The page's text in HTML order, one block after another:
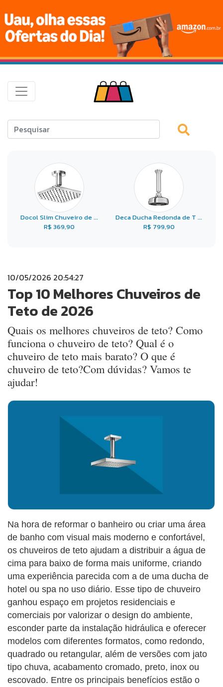
Docol Slim Chuveiro de ...
R$ 369,90
Deca Ducha Redonda de T ...
R$ 799,90
10/05/2026 20:54:27
Top 10 Melhores Chuveiros de
Teto de 2026
Quais os melhores chuveiros de teto? Como
funciona o chuveiro de teto? Qual é o
chuveiro de teto mais barato? O que é
chuveiro de teto?Com dúvidas? Vamos te
ajudar!
Na hora de reformar o banheiro ou criar uma área
de banho com visual mais moderno e confortável,
os chuveiros de teto ajudam a distribuir a água de
cima para baixo de forma mais uniforme, criando
uma experiência parecida com a de uma ducha de
hotel ou spa no uso diário. Esse tipo de chuveiro
ganhou espaço em projetos residenciais e
comerciais por valorizar o design do ambiente,
esconder parte da instalação hidráulica e oferecer
modelos com diferentes formatos, como redondo,
quadrado ou retangular, além de versões com jato
tipo chuva, acabamento cromado, preto, inox ou
escovado. Entre os principais benefícios estão o